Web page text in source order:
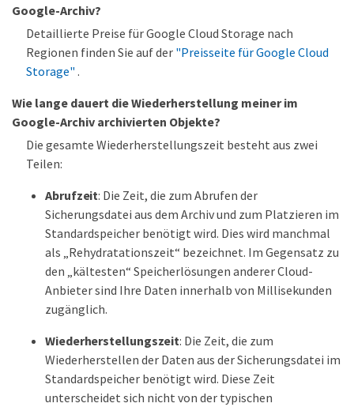
Google-Archiv?
Detaillierte Preise für Google Cloud Storage nach
Regionen finden Sie auf der "Preisseite für Google Cloud
Storage" .
Wie lange dauert die Wiederherstellung meiner im
Google-Archiv archivierten Objekte?
Die gesamte Wiederherstellungszeit besteht aus zwei
Teilen:
Abrufzeit: Die Zeit, die zum Abrufen der
Sicherungsdatei aus dem Archiv und zum Platzieren im
Standardspeicher benötigt wird. Dies wird manchmal
als „Rehydratationszeit“ bezeichnet. Im Gegensatz zu
den „kältesten“ Speicherlösungen anderer Cloud-
Anbieter sind Ihre Daten innerhalb von Millisekunden
zugänglich.
Wiederherstellungszeit: Die Zeit, die zum
Wiederherstellen der Daten aus der Sicherungsdatei im
Standardspeicher benötigt wird. Diese Zeit
unterscheidet sich nicht von der typischen